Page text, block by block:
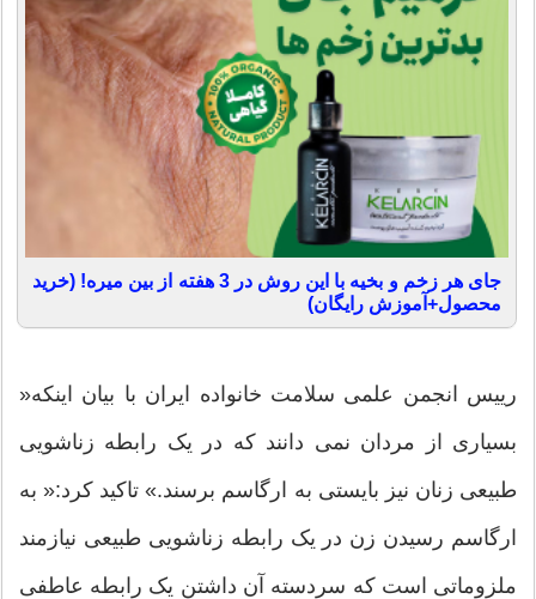
جای هر زخم و بخیه با این روش در 3 هفته از بین میره! (خرید
محصول+آموزش رایگان)
رییس انجمن علمی ‌سلامت خانواده ایران با بیان اینکه«
بسیاری از مردان نمی دانند که در یک رابطه زناشویی
طبیعی زنان نیز بایستی به ارگاسم برسند.» تاکید کرد:« به
ارگاسم رسیدن زن در یک رابطه زناشویی طبیعی نیازمند
ملزوماتی است که سردسته آن داشتن یک رابطه عاطفی